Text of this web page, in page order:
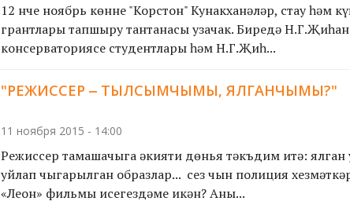
12 нче ноябрь көнне "Корстон" Кунакханәләр, стау һәм
грантлары тапшыру тантанасы узачак. Биредә
консерваториясе студентлары һәм Н.Г.Җиһ...
"РЕЖИССЕР ‒ ТЫЛСЫМЧЫМЫ, ЯЛГАНЧЫМЫ?"
11 ноября 2015 - 14:00
Режиссер тамашачыга әкияти дөнья тәкъдим итә:
уйлап чыгарылган образлар... Ә сез чын полиция
«Леон» фильмы исегездәме икән? Аны...